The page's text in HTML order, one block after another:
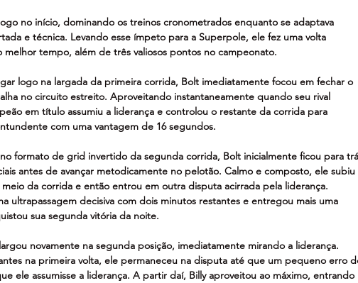
no início, dominando os treinos cronometrados enquanto se adaptava
e técnica. Levando esse ímpeto para a Superpole, ele fez uma volta
melhor tempo, além de três valiosos pontos no campeonato.
logo na largada da primeira corrida, Bolt imediatamente focou em fechar o
no circuito estreito. Aproveitando instantaneamente quando seu rival
em título assumiu a liderança e controlou o restante da corrida para
com uma vantagem de 16 segundos.
formato de grid invertido da segunda corrida, Bolt inicialmente ficou para
antes de avançar metodicamente no pelotão. Calmo e composto, ele subiu
da corrida e então entrou em outra disputa acirrada pela liderança.
ultrapassagem decisiva com dois minutos restantes e entregou mais uma
sua segunda vitória da noite.
novamente na segunda posição, imediatamente mirando a liderança.
na primeira volta, ele permaneceu na disputa até que um pequeno erro
ele assumisse a liderança. A partir daí, Billy aproveitou ao máximo, entrando